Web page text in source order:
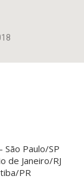
Paulo/SP
de Janeiro/RJ
PR